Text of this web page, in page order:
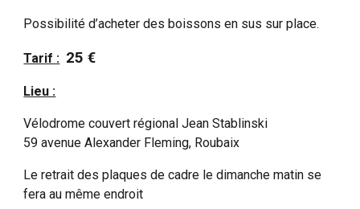
Possibilité d’acheter des boissons en sus sur place.
Tarif : 25 €
Lieu :
Vélodrome couvert régional Jean Stablinski
59 avenue Alexander Fleming, Roubaix
Le retrait des plaques de cadre le dimanche matin se
fera au même endroit